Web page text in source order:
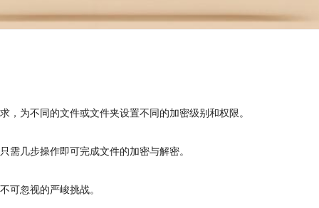
，为不同的文件或文件夹设置不同的加密级别和权限。
需几步操作即可完成文件的加密与解密。
可忽视的严峻挑战。